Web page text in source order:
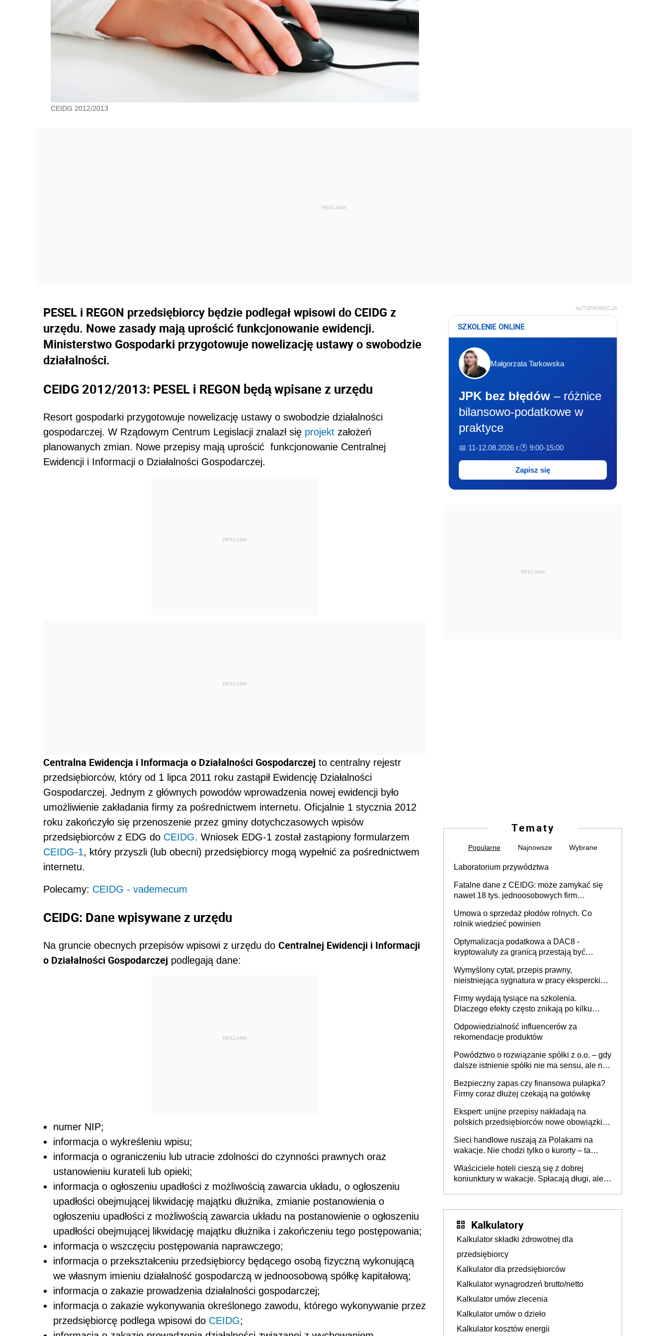
CEIDG 2012/2013
PESEL i REGON przedsiębiorcy będzie podlegał wpisowi do CEIDG z
urzędu. Nowe zasady mają uprościć funkcjonowanie ewidencji.
Ministerstwo Gospodarki przygotowuje nowelizację ustawy o swobodzie
działalności.
CEIDG 2012/2013: PESEL i REGON będą wpisane z urzędu
Resort gospodarki przygotowuje nowelizację ustawy o swobodzie działalności
gospodarczej. W Rządowym Centrum Legislacji znalazł się projekt założeń
planowanych zmian. Nowe przepisy mają uprościć funkcjonowanie Centralnej
Ewidencji i Informacji o Działalności Gospodarczej.
REKLAMA
REKLAMA
Centralna Ewidencja i Informacja o Działalności Gospodarczej to centralny rejestr
przedsiębiorców, który od 1 lipca 2011 roku zastąpił Ewidencję Działalności
Gospodarczej. Jednym z głównych powodów wprowadzenia nowej ewidencji było
umożliwienie zakładania firmy za pośrednictwem internetu. Oficjalnie 1 stycznia 2012
roku zakończyło się przenoszenie przez gminy dotychczasowych wpisów
przedsiębiorców z EDG do CEIDG. Wniosek EDG-1 został zastąpiony formularzem
CEIDG-1, który przyszli (lub obecni) przedsiębiorcy mogą wypełnić za pośrednictwem
internetu.
Polecamy: CEIDG - vademecum
CEIDG: Dane wpisywane z urzędu
Na gruncie obecnych przepisów wpisowi z urzędu do Centralnej Ewidencji i Informacji
o Działalności Gospodarczej podlegają dane:
REKLAMA
numer NIP;
informacja o wykreśleniu wpisu;
informacja o ograniczeniu lub utracie zdolności do czynności prawnych oraz
ustanowieniu kurateli lub opieki;
informacja o ogłoszeniu upadłości z możliwością zawarcia układu, o ogłoszeniu
upadłości obejmującej likwidację majątku dłużnika, zmianie postanowienia o
ogłoszeniu upadłości z możliwością zawarcia układu na postanowienie o ogłoszeniu
upadłości obejmującej likwidację majątku dłużnika i zakończeniu tego postępowania;
informacja o wszczęciu postępowania naprawczego;
informacja o przekształceniu przedsiębiorcy będącego osobą fizyczną wykonującą
we własnym imieniu działalność gospodarczą w jednoosobową spółkę kapitałową;
informacja o zakazie prowadzenia działalności gospodarczej;
informacja o zakazie wykonywania określonego zawodu, którego wykonywanie przez
przedsiębiorcę podlega wpisowi do CEIDG;
AUTOPROMOCJA
SZKOLENIE ONLINE
Małgorzata Tarkowska
JPK bez błędów – różnice
bilansowo-podatkowe w
praktyce
📅 11-12.08.2026 r.🕐 9:00-15:00
Zapisz się
REKLAMA
Tematy
Popularne Najnowsze Wybrane
Laboratorium przywództwa
Fatalne dane z CEIDG: może zamykać się
nawet 18 tys. jednoosobowych firm
Umowa o sprzedaż płodów rolnych. Co
rolnik wiedzieć powinien
Optymalizacja podatkowa a DAC8 -
kryptowaluty za granicą przestają być
Wymyślony cytat, przepis prawny,
nieistniejąca sygnatura w pracy eksperckiej -
firmie
Firmy wydają tysiące na szkolenia.
Dlaczego efekty często znikają po kilku
Odpowiedzialność influencerów za
rekomendacje produktów
Powództwo o rozwiązanie spółki z o.o. – gdy
dalsze istnienie spółki nie ma sensu, ale nie
Bezpieczny zapas czy finansowa pułapka?
Firmy coraz dłużej czekają na gotówkę
Ekspert: unijne przepisy nakładają na
polskich przedsiębiorców nowe obowiązki w
Sieci handlowe ruszają za Polakami na
wakacje. Nie chodzi tylko o kurorty – ta
tam, gdzie wielu spędzi urlop po cichu
Właściciele hoteli cieszą się z dobrej
koniunktury w wakacje. Spłacają długi, ale
Kalkulatory
Kalkulator składki zdrowotnej dla
przedsiębiorcy
Kalkulator dla przedsiębiorców
Kalkulator wynagrodzeń brutto/netto
Kalkulator umów zlecenia
Kalkulator umów o dzieło
Kalkulator kosztów energii